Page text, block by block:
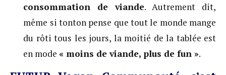
consommation de viande. Autrement dit,
même si tonton pense que tout le monde mange
du rôti tous les jours, la moitié de la tablée est
en mode« moins de viande, plus de fun ».